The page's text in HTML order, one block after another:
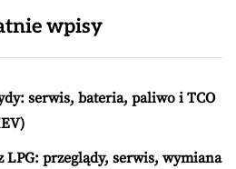
wpisy
serwis, bateria, paliwo i TCO
LPG: przeglądy, serwis, wymiana